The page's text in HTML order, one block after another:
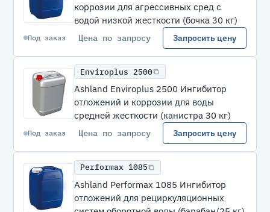
коррозии для агрессивных сред с
водой низкой жесткости (бочка 30 кг)
Под заказ Цена по запросу Запросить цену
Enviroplus 2500
Ashland Enviroplus 2500 Ингибитор
отложений и коррозии для воды
средней жесткости (канистра 30 кг)
Под заказ Цена по запросу Запросить цену
Performax 1085
Ashland Performax 1085 Ингибитор
отложений для рециркуляционных